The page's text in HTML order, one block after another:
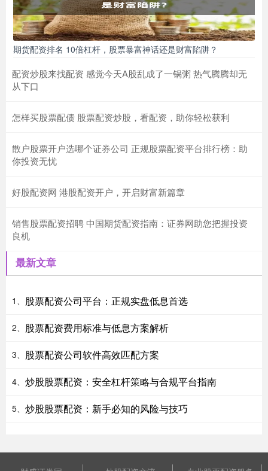
期货配资排名 10倍杠杆，股票暴富神话还是财富陷阱？
配资炒股来找配资 感觉今天A股乱成了一锅粥 热气腾腾却无
从下口
怎样买股票配债 股票配资炒股，看配资，助你轻松获利
散户股票开户选哪个证券公司 正规股票配资平台排行榜：助
你投资无忧
好股配资网 港股配资开户，开启财富新篇章
销售股票配资招聘 中国期货配资指南：证券网助您把握投资
良机
最新文章
1、 股票配资公司平台：正规实盘低息首选
2、 股票配资费用标准与低息方案解析
3、 股票配资公司软件高效匹配方案
4、 炒股股票配资：安全杠杆策略与合规平台指南
5、 炒股股票配资：新手必知的风险与技巧